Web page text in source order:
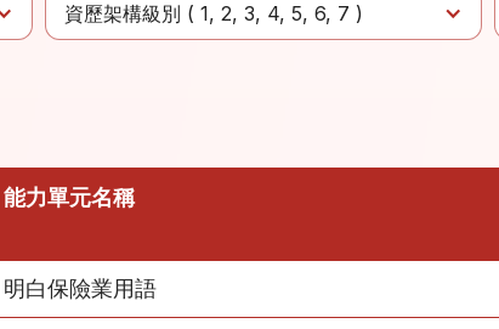
資歷架構級別 ( 1 2 3 4 5 6 7 )
能力單元名稱
明白保險業用語